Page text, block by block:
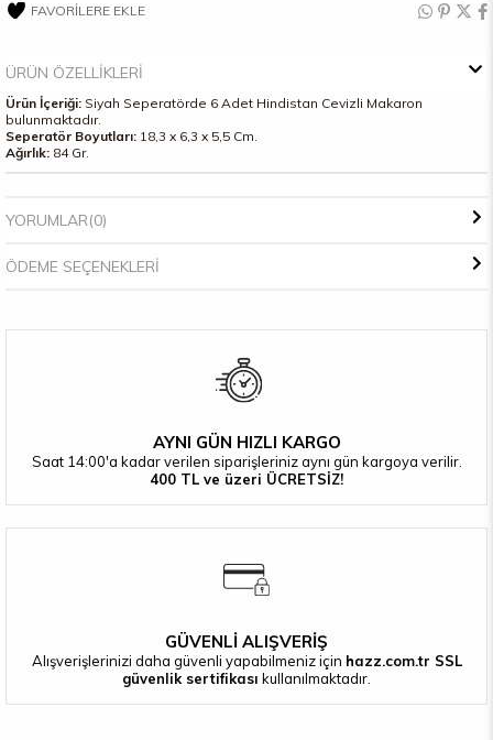
FAVORILERE EKLE
ÜRÜN ÖZELLIKLERI
Ürün İçeriği: Siyah Seperatörde 6 Adet Hindistan Cevizli Makaron
bulunmaktadır.
Seperatör Boyutları: 18,3 x 6,3 x 5,5 Cm.
Ağırlık: 84 Gr.
YORUMLAR(0)
ÖDEME SEÇENEKLERI
AYNI GÜN HIZLI KARGO
Saat 14:00'a kadar verilen siparişleriniz aynı gün kargoya verilir.
400 TL ve üzeri ÜCRETSİZ!
GÜVENLİ ALIŞVERİŞ
Alışverişlerinizi daha güvenli yapabilmeniz için hazz.com.tr SSL
güvenlik sertifikası kullanılmaktadır.